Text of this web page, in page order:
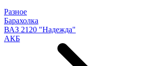
Разное
Барахолка
ВАЗ 2120 "Надежда"
АКБ